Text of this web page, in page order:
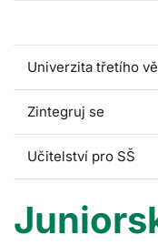
Univerzita třetího
Zintegruj se
Učitelství pro SŠ